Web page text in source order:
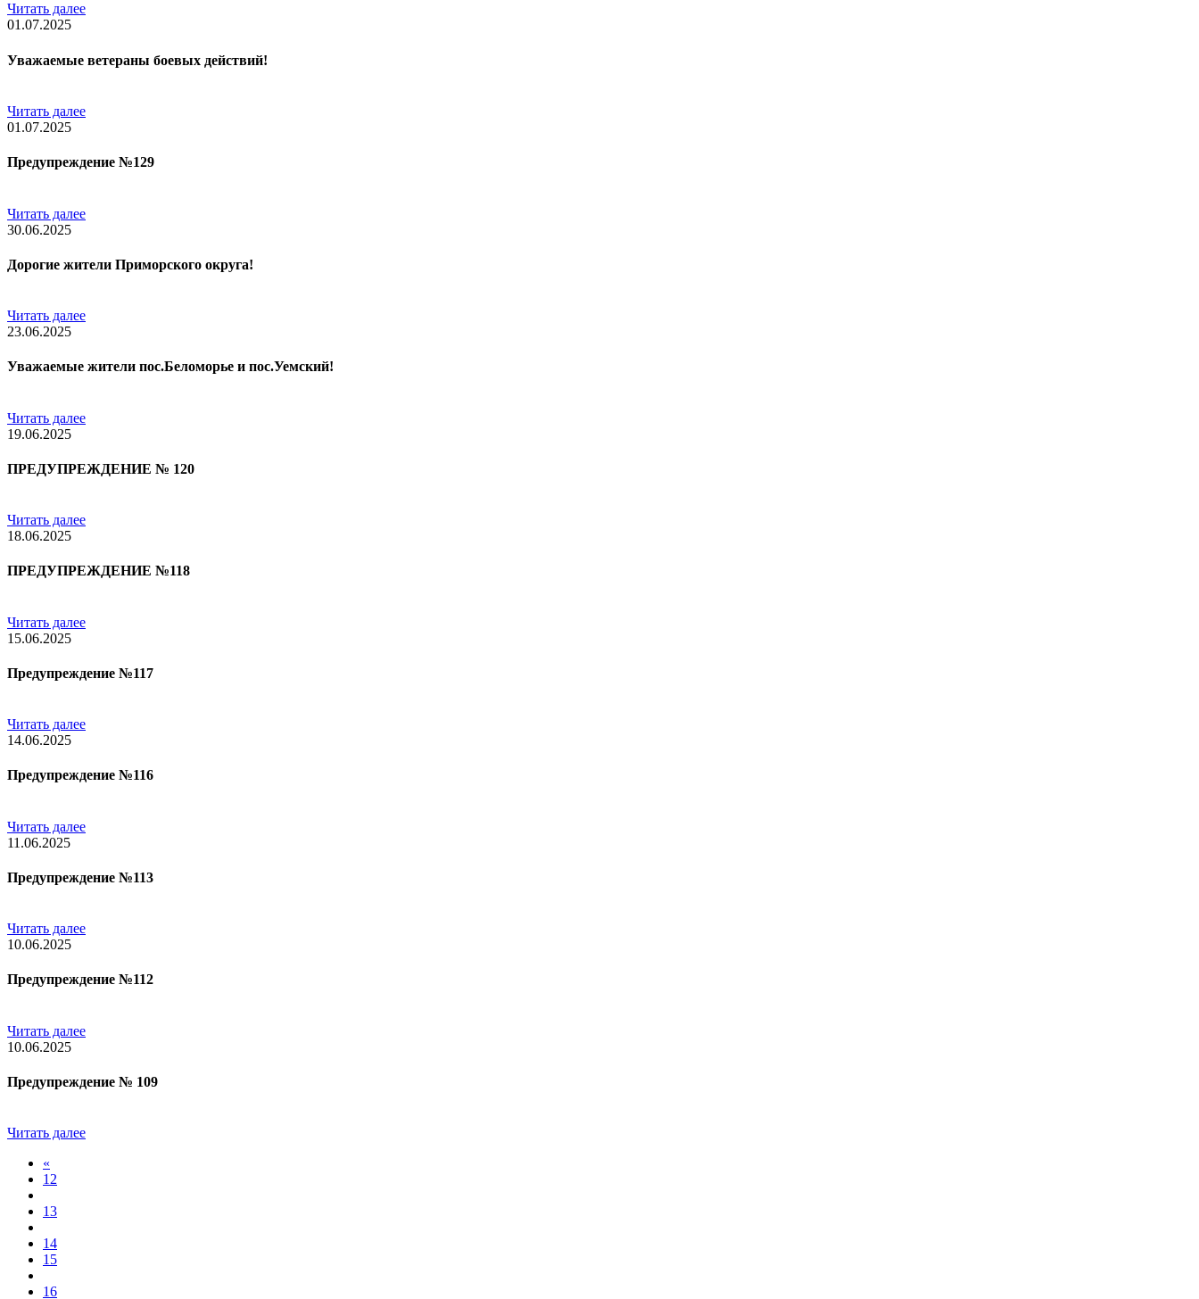
Читать далее
01.07.2025
Уважаемые ветераны боевых действий!
Читать далее
01.07.2025
Предупреждение №129
Читать далее
30.06.2025
Дорогие жители Приморского округа!
Читать далее
23.06.2025
Уважаемые жители пос.Беломорье и пос.Уемский!
Читать далее
19.06.2025
ПРЕДУПРЕЖДЕНИЕ № 120
Читать далее
18.06.2025
ПРЕДУПРЕЖДЕНИЕ №118
Читать далее
15.06.2025
Предупреждение №117
Читать далее
14.06.2025
Предупреждение №116
Читать далее
11.06.2025
Предупреждение №113
Читать далее
10.06.2025
Предупреждение №112
Читать далее
10.06.2025
Предупреждение № 109
Читать далее
«
12
13
14
15
16